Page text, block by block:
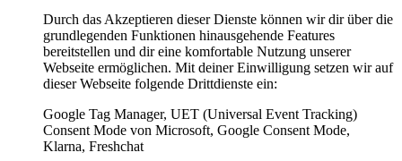
Durch das Akzeptieren dieser Dienste können wir dir über die
grundlegenden Funktionen hinausgehende Features
bereitstellen und dir eine komfortable Nutzung unserer
Webseite ermöglichen. Mit deiner Einwilligung setzen wir auf
dieser Webseite folgende Drittdienste ein:
Google Tag Manager, UET (Universal Event Tracking)
Consent Mode von Microsoft, Google Consent Mode,
Klarna, Freshchat